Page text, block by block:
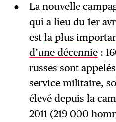
La nouvelle
qui a lieu du 1er
est la plus
d’une décennie:
russes sont
service militaire,
élevé depuis la
2011 (219 000